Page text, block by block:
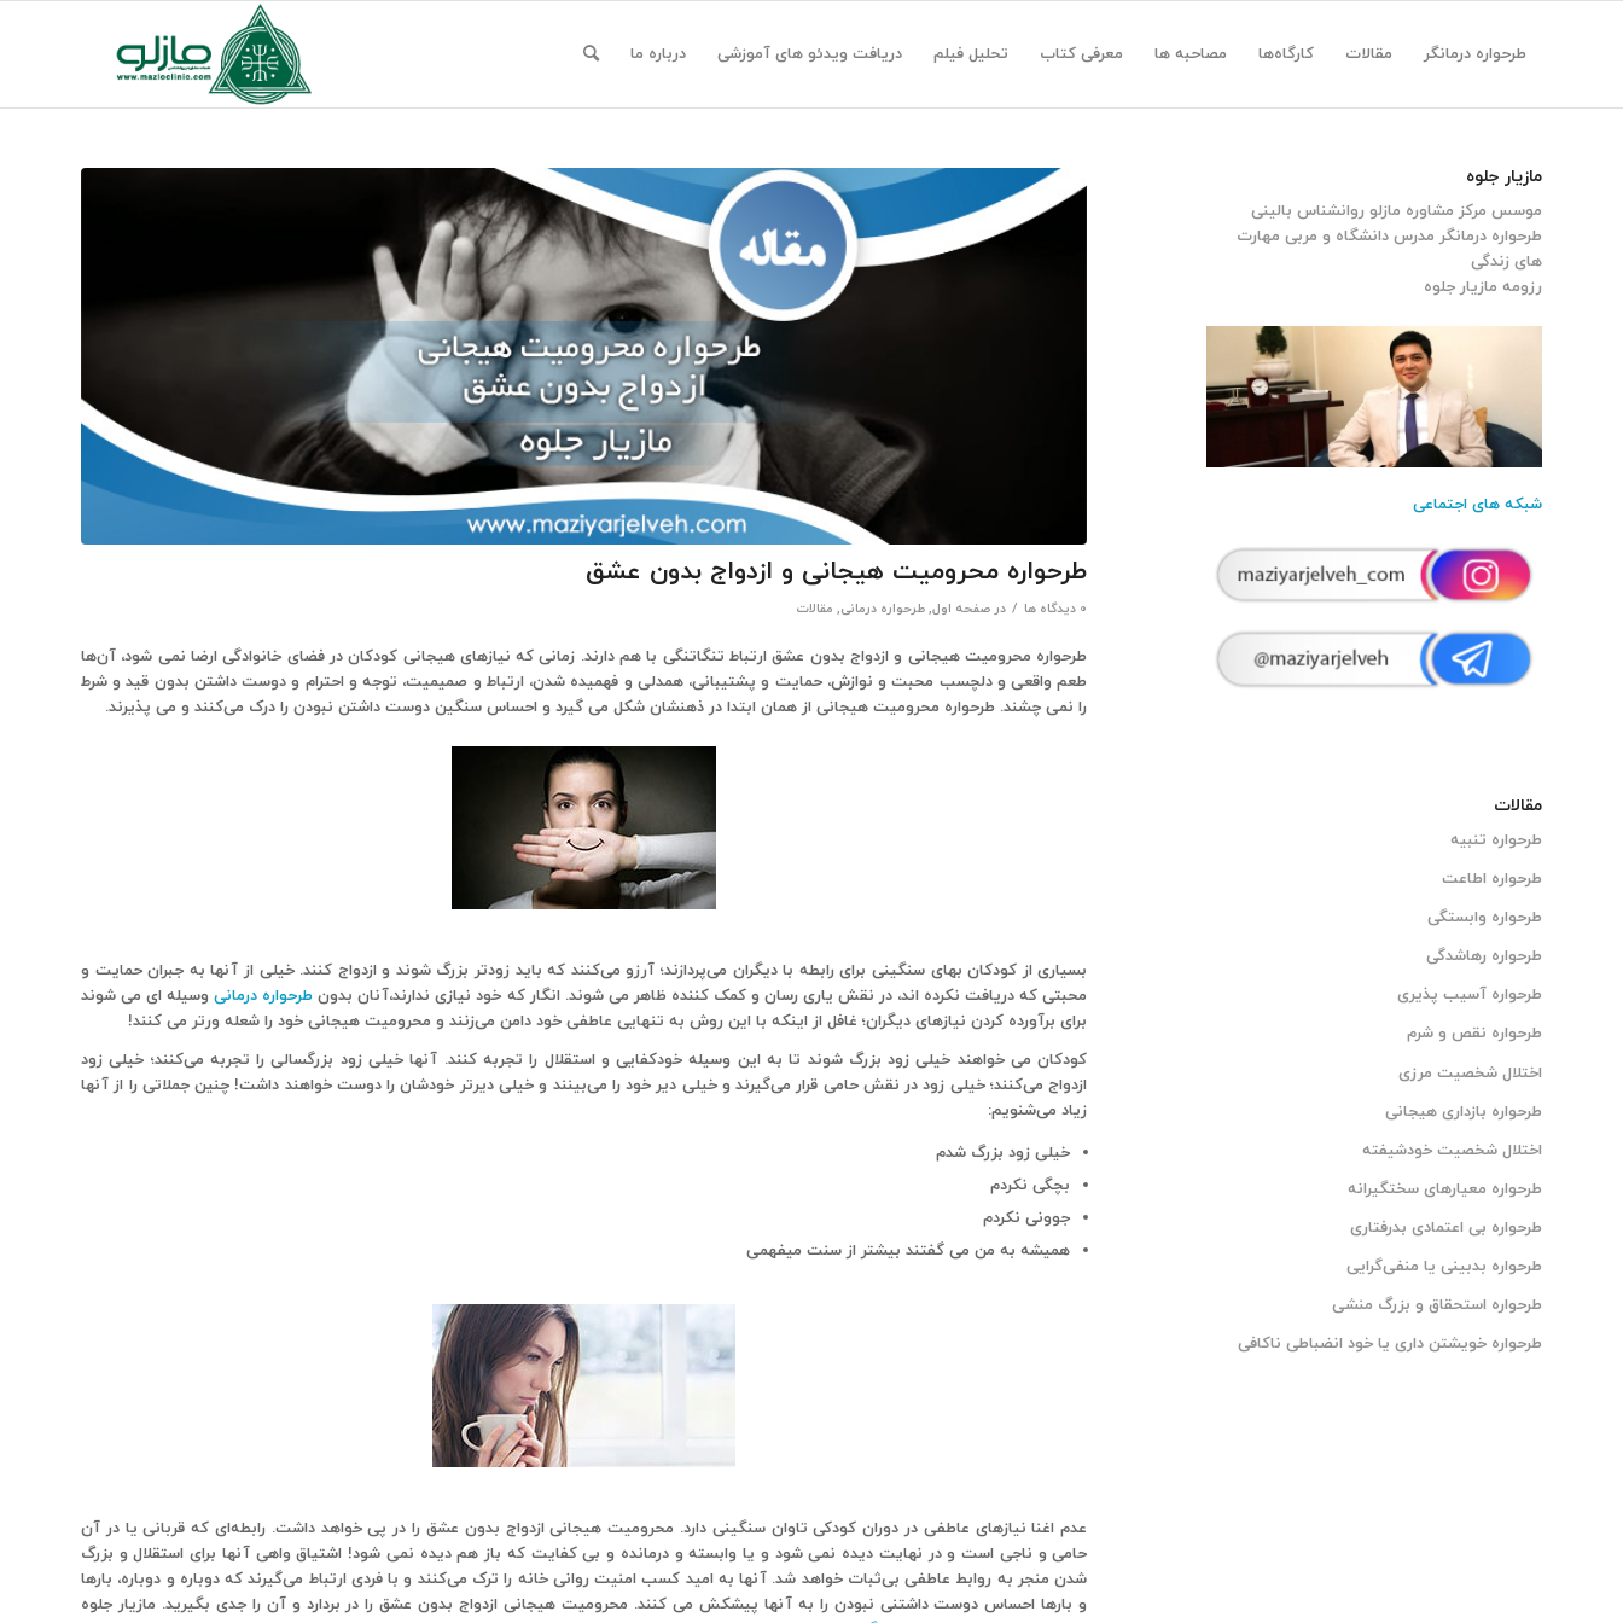
طرحواره درمانگر مقالات کارگاه‌ها مصاحبه ها معرفی کتاب تحلیل فیلم دریافت ویدئو های آموزشی درباره ما
طرحواره محرومیت هیجانی و ازدواج بدون عشق
0 دیدگاه ها / در صفحه اول, طرحواره درمانی, مقالات
طرحواره محرومیت هیجانی و ازدواج بدون عشق ارتباط تنگاتنگی با هم دارند. زمانی که نیازهای هیجانی کودکان در فضای خانوادگی ارضا نمی شود، آن‌ها
طعم واقعی و دلچسب محبت و نوازش، حمایت و پشتیبانی، همدلی و فهمیده شدن، ارتباط و صمیمیت، توجه و احترام و دوست داشتن بدون قید و شرط
را نمی چشند. طرحواره محرومیت هیجانی از همان ابتدا در ذهنشان شکل می گیرد و احساس سنگین دوست داشتن نبودن را درک می‌کنند و می پذیرند.
بسیاری از کودکان بهای سنگینی برای رابطه با دیگران می‌پردازند؛ آرزو می‌کنند که باید زودتر بزرگ شوند و ازدواج کنند. خیلی از آنها به جبران حمایت و
محبتی که دریافت نکرده اند، در نقش یاری رسان و کمک کننده ظاهر می شوند. انگار که خود نیازی ندارند،آنان بدون طرحواره درمانیوسیله ای می شوند
برای برآورده کردن نیازهای دیگران؛ غافل از اینکه با این روش به تنهایی عاطفی خود دامن می‌زنند و محرومیت هیجانی خود را شعله ورتر می کنند!
کودکان می خواهند خیلی زود بزرگ شوند تا به این وسیله خودکفایی و استقلال را تجربه کنند. آنها خیلی زود بزرگسالی را تجربه می‌کنند؛ خیلی زود
ازدواج می‌کنند؛ خیلی زود در نقش حامی قرار می‌گیرند و خیلی دیر خود را می‌بینند و خیلی دیرتر خودشان را دوست خواهند داشت! چنین جملاتی را از آنها
زیاد می‌شنویم:
خیلی زود بزرگ شدم
بچگی نکردم
جوونی نکردم
همیشه به من می گفتند بیشتر از سنت میفهمی
عدم اغنا نیازهای عاطفی در دوران کودکی تاوان سنگینی دارد. محرومیت هیجانی ازدواج بدون عشق را در پی خواهد داشت. رابطه‌ای که قربانی یا در آن
حامی و ناجی است و در نهایت دیده نمی شود و یا وابسته و درمانده و بی کفایت که باز هم دیده نمی شود! اشتیاق واهی آنها برای استقلال و بزرگ
شدن منجر به روابط عاطفی بی‌ثبات خواهد شد. آنها به امید کسب امنیت روانی خانه را ترک می‌کنند و با فردی ارتباط می‌گیرند که دوباره و دوباره، بارها
و بارها احساس دوست داشتنی نبودن را به آنها پیشکش می کنند. محرومیت هیجانی ازدواج بدون عشق را در بردارد و آن را جدی بگیرید. مازیار جلوه
مازیار جلوه
موسس مرکز مشاوره مازلو روانشناس بالینی
طرحواره درمانگر مدرس دانشگاه و مربی مهارت
های زندگی
رزومه مازیار جلوه
شبکه های اجتماعی
مقالات
طرحواره تنبیه
طرحواره اطاعت
طرحواره وابستگی
طرحواره رهاشدگی
طرحواره آسیب پذیری
طرحواره نقص و شرم
اختلال شخصیت مرزی
طرحواره بازداری هیجانی
اختلال شخصیت خودشیفته
طرحواره معیارهای سختگیرانه
طرحواره بی اعتمادی بدرفتاری
طرحواره بدبینی یا منفی‌گرایی
طرحواره استحقاق و بزرگ منشی
طرحواره خویشتن‌ داری یا خود انضباطی ناکافی